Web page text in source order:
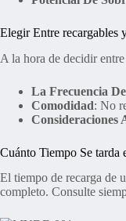
Elegir Entre recargables
A la hora de decidir
La Frecuencia
Comodidad: No
Consideraciones
Cuánto Tiempo Se tarda
El tiempo de recarga de
completo. Consulte